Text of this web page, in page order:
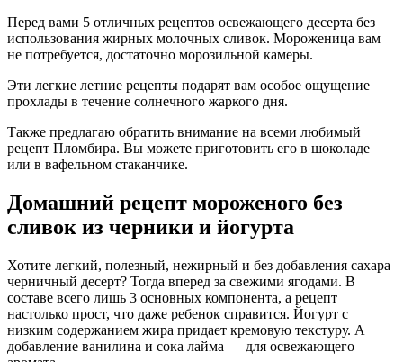
Перед вами 5 отличных рецептов освежающего десерта без
использования жирных молочных сливок. Мороженица вам
не потребуется, достаточно морозильной камеры.
Эти легкие летние рецепты подарят вам особое ощущение
прохлады в течение солнечного жаркого дня.
Также предлагаю обратить внимание на всеми любимый
рецепт Пломбира. Вы можете приготовить его в шоколаде
или в вафельном стаканчике.
Домашний рецепт мороженого без
сливок из черники и йогурта
Хотите легкий, полезный, нежирный и без добавления сахара
черничный десерт? Тогда вперед за свежими ягодами. В
составе всего лишь 3 основных компонента, а рецепт
настолько прост, что даже ребенок справится. Йогурт с
низким содержанием жира придает кремовую текстуру. А
добавление ванилина и сока лайма — для освежающего